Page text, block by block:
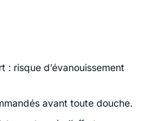
: risque d’évanouissement
avant toute douche.